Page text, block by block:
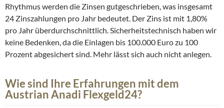
Rhythmus werden die Zinsen gutgeschrieben, was insgesamt
24 Zinszahlungen pro Jahr bedeutet. Der Zins ist mit 1,80%
pro Jahr überdurchschnittlich. Sicherheitstechnisch haben wir
keine Bedenken, da die Einlagen bis 100.000 Euro zu 100
Prozent abgesichert sind. Mehr lässt sich auch nicht anlegen.
Wie sind Ihre Erfahrungen mit dem
Austrian Anadi Flexgeld24?